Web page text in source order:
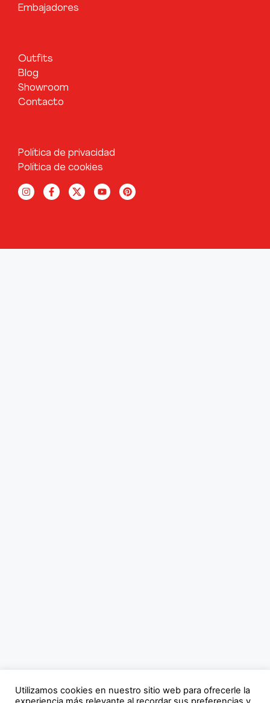
Embajadores
Outfits
Blog
Showroom
Contacto
Política de privacidad
Política de cookies
Utilizamos cookies en nuestro sitio web para ofrecerle la